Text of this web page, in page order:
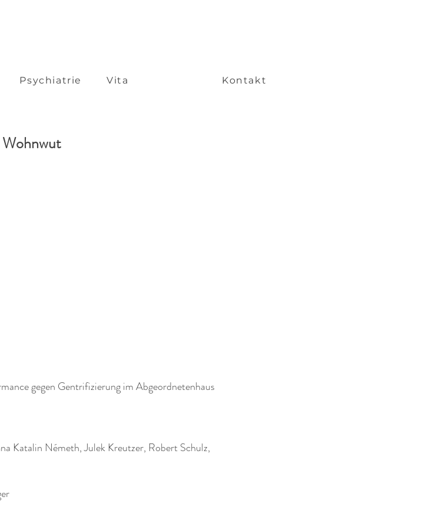
Psychiatrie Vita Kontakt
Wohnwut
gegen Gentrifizierung im Abgeordnetenhaus
Katalin Németh, Julek Kreutzer, Robert Schulz,